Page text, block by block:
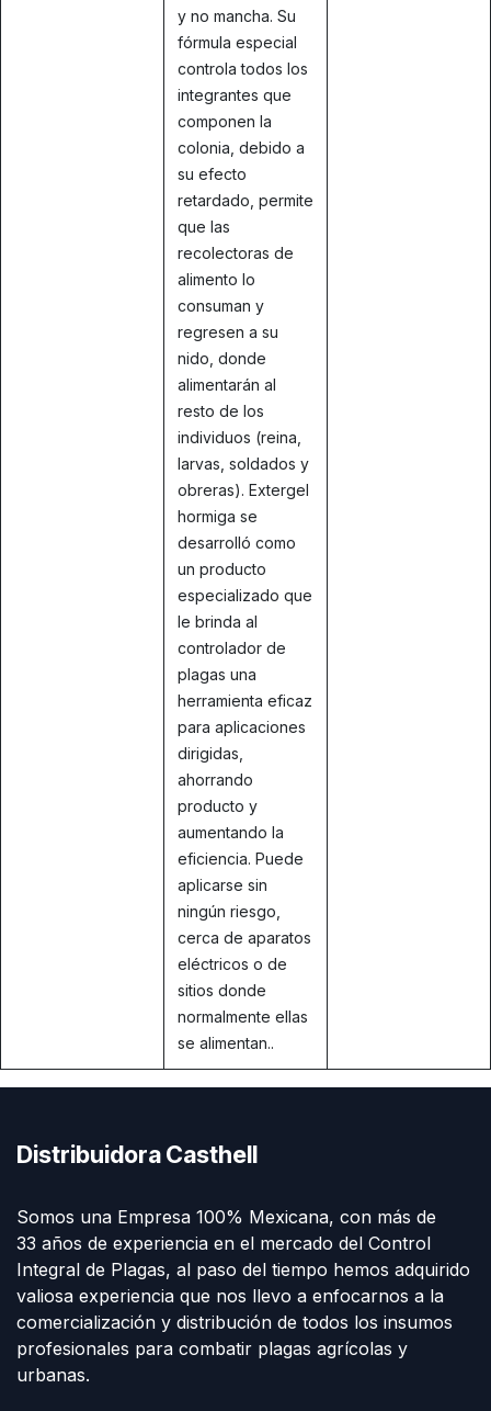
y no mancha. Su
fórmula especial
controla todos los
integrantes que
componen la
colonia, debido a
su efecto
retardado, permite
que las
recolectoras de
alimento lo
consuman y
regresen a su
nido, donde
alimentarán al
resto de los
individuos (reina,
larvas, soldados y
obreras). Extergel
hormiga se
desarrolló como
un producto
especializado que
le brinda al
controlador de
plagas una
herramienta eficaz
para aplicaciones
dirigidas,
ahorrando
producto y
aumentando la
eficiencia. Puede
aplicarse sin
ningún riesgo,
cerca de aparatos
eléctricos o de
sitios donde
normalmente ellas
se alimentan..
Distribuidora Casthell
Somos una Empresa 100% Mexicana, con más de
33 años de experiencia en el mercado del Control
Integral de Plagas, al paso del tiempo hemos adquirido
valiosa experiencia que nos llevo a enfocarnos a la
comercialización y distribución de todos los insumos
profesionales para combatir plagas agrícolas y
urbanas.